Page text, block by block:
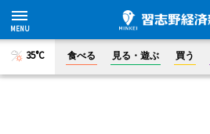
35°C 食べる 見る・遊ぶ 買う